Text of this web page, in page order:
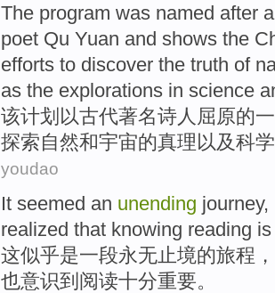
The program was named after
poet Qu Yuan and shows the
efforts to discover the truth of
as the explorations in science
该计划以古代著名诗人屈原的
探索自然和宇宙的真理以及科
youdao
It seemed an unending journey,
realized that knowing reading
这似乎是一段永无止境的旅程 ，
也意识到 阅读十分重要。